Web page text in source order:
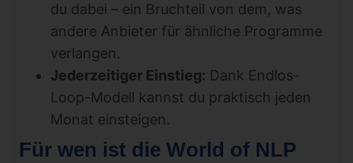
du dabei – ein Bruchteil von dem, was
andere Anbieter für ähnliche Programme
verlangen.
Jederzeitiger Einstieg: Dank Endlos-
Loop-Modell kannst du praktisch jeden
Monat einsteigen.
Für wen ist die World of NLP